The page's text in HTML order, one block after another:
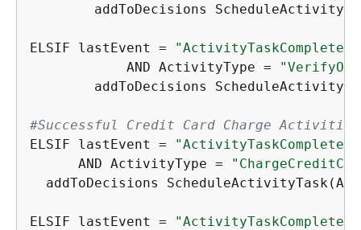
addToDecisions
ELSIF lastEvent =
"ActivityTaskCompleted"
	    AND ActivityType =
addToDecisions
#Successful Credit Card Charge Activities
ELSIF lastEvent =
"ActivityTaskCompleted"
      AND ActivityType =
addToDecisions
ELSIF lastEvent =
"ActivityTaskCompleted"